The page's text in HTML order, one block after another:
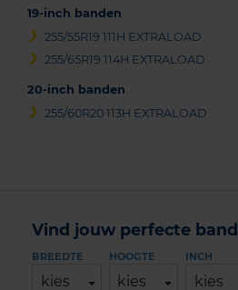
19-inch banden
255/55R19 111H EXTRALOAD
255/65R19 114H EXTRALOAD
20-inch banden
255/60R20 113H EXTRALOAD
Vind jouw perfecte band
BREEDTE
kies
HOOGTE
kies
INCH
kies